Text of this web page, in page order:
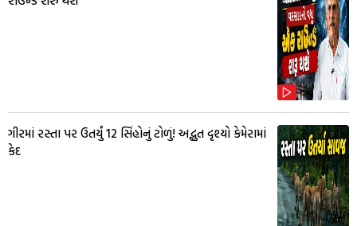
ગીરમાં રસ્તા પર ઉતર્યું 12 સિંહોનું ટોળું! અદ્ભુત દૃશ્યો કેમેરામાં
કેદ